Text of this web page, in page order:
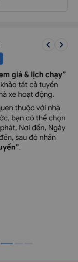
keyboard_arrow_left keyboard_arrow_right